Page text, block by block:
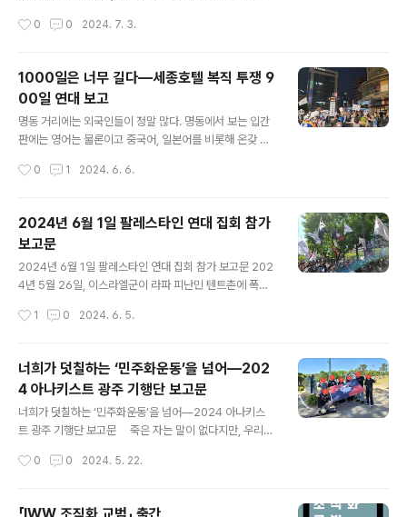
이 넘게 보이지 않는 곳에서 이주노동자의 권리를 쟁취하
종호텔지부, 락앤락지회에 연대하였고, 이후 서울시청 앞
을 심심찮게 볼 수 있다. 수많은 행인이 무심한 듯 이들
을 지나쳐간다. 그런 모습을 볼 때면, '저 사람들은 싸우
고 있는 노동자들에게 아무 관심이 없는 걸까?'하는 생각
이 들곤 했다. 그러나 이날 서울 시민들에게 투쟁하는 노동
였음을 깨달았다. 많은 시민이 전단지를 받기만 하는 것
0 0 2024. 7. 3.
1000일은 너무 길다―세종호텔 복직 투쟁 9
00일 연대 보고
명동 거리에는 외국인들이 정말 많다. 명동에서 보는 입간
판에는 영어는 물론이고 중국어, 일본어를 비롯해 온갖 종
를 걷다 보면 우리나라는 한민족 국가라는 환상을 주입받
게 되기도 한다. 그런 명동 한복판에서 호텔업이 얼마나 망
할 수 있을까. 더군다나 세종호텔처럼 크나큰 호텔이 쉽
게 경영에 어려움을 겪으리라는 것을 우리는 상상할 수 없
다. 그러나 주명건은, 세종호텔의 자본은 코로나를 핑계
로 대며 노동자들을 해고하고 거리로 내몰았다. 그들의 코
다. 그러나 그것이 설령 맞다고 가정하더라도, 그것이 900
0 1 2024. 6. 6.
2024년 6월 1일 팔레스타인 연대 집회 참가
보고문
2024년 6월 1일 팔레스타인 연대 집회 참가 보고문 202
4년 5월 26일, 이스라엘군이 라파 피난민 텐트촌에 폭격
참사지만 이 일은 하루이틀 있는 일이 아니다. 이스라엘
이 넘어가고 있으며, 이번 ‘전쟁’을 제외하더라도 이스라엘
군은 지속적으로 가자 지구를 억압했었다. 이런 천인공노
할 참사를 벌인 이스라엘군과 이를 용인하는 이스라
엘 및 각 세계의 정부를 향해 은 6월 1일 토요일 서울퀴어
문화 축제에 동참하며 16차 집회를 개최했다. 역시 이스라
을 돌아보면 ‘비인도적인 이슬람’이라느니, ‘폭력적인 하마
1 0 2024. 6. 5.
너희가 덧칠하는 ‘민주화운동’을 넘어―202
4 아나키스트 광주 기행단 보고문
너희가 덧칠하는 ‘민주화운동’을 넘어―2024 아나키스
트 광주 기행단 보고문 죽은 자는 말이 없다지만, 우리는
어떻게, 왜 부르는지일 것이다. 2024년 한국 정치권의
0 0 2024. 5. 22.